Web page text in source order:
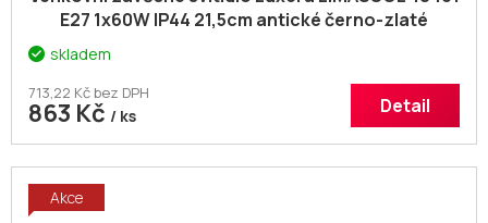
E27 1x60W IP44 21,5cm antické černo-zlaté
skladem
713,22 Kč bez DPH
863 Kč / ks Detail
Akce